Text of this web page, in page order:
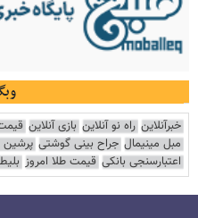
خبرآنلاین راه نو آنلاین بازی آنلاین
مبل مینیمال جراح بینی گوشتی
اعتبارسنجی بانکی قیمت طلا امروز